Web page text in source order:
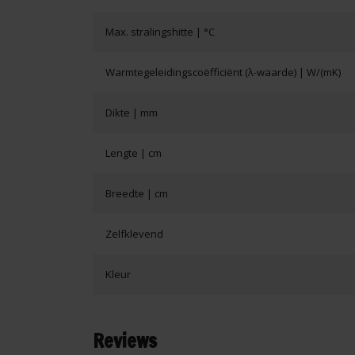
Max. stralingshitte | °C
Warmtegeleidingscoëfficiënt (λ-waarde) | W/(mK)
Dikte | mm
Lengte | cm
Breedte | cm
Zelfklevend
Kleur
Reviews